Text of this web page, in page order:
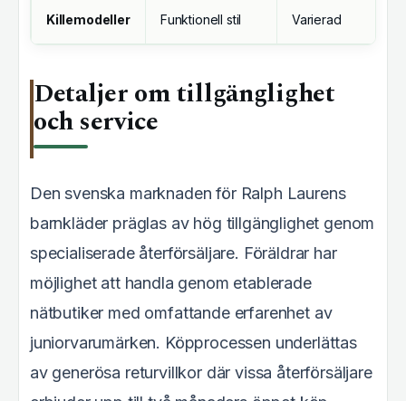
Killemodeller Funktionell stil Varierad
Detaljer om tillgänglighet
och service
Den svenska marknaden för Ralph Laurens
barnkläder präglas av hög tillgänglighet genom
specialiserade återförsäljare. Föräldrar har
möjlighet att handla genom etablerade
nätbutiker med omfattande erfarenhet av
juniorvarumärken. Köpprocessen underlättas
av generösa returvillkor där vissa återförsäljare